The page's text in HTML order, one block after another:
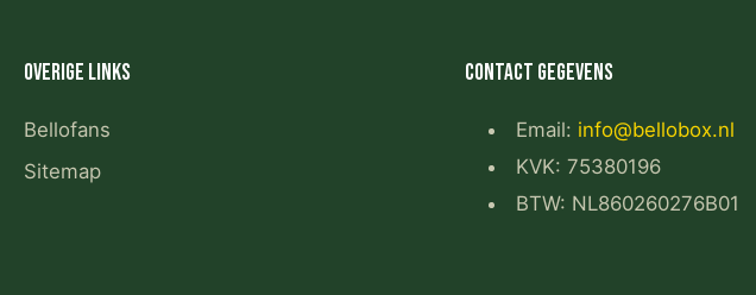
Overige links
Bellofans
Sitemap
Contact gegevens
Email: info@bellobox.nl
KVK: 75380196
BTW: NL860260276B01